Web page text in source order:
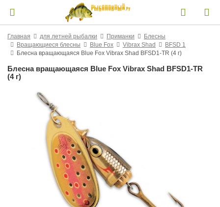
Главная для летней рыбалки Приманки
Блесны
Вращающиеся блесны
Blue Fox Vibrax Shad
BFSD 1
Блесна вращающаяся Blue Fox Vibrax Shad BFSD1-TR (4 г)
Блесна вращающаяся Blue Fox Vibrax Shad BFSD1-TR
(4 г)